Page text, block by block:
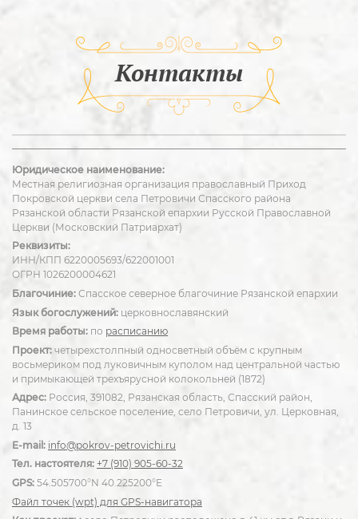
Контакты
Юридическое наименование:
Местная религиозная организация православный Приход
Покровской церкви села Петровичи Спасского района
Рязанской области Рязанской епархии Русской Православной
Церкви (Московский Патриархат)
Реквизиты:
ИНН/КПП 6220005693/622001001
ОГРН 1026200004621
Благочиние: Спасское северное благочиние Рязанской епархии
Язык богослужений: церковнославянский
Время работы: по расписанию
Проект: четырехстолпный односветный объём с крупным
восьмериком под луковичным куполом над центральной частью
и примыкающей трехъярусной колокольней (1872)
Адрес: Россия, 391082, Рязанская область, Спасский район,
Панинское сельское поселение, село Петровичи, ул. Церковная,
д. 13
E-mail: info@pokrov-petrovichi.ru
Тел. настоятеля: +7 (910) 905-60-32
GPS: 54.505700°N 40.225200°E
Файл точек (wpt) для GPS-навигатора